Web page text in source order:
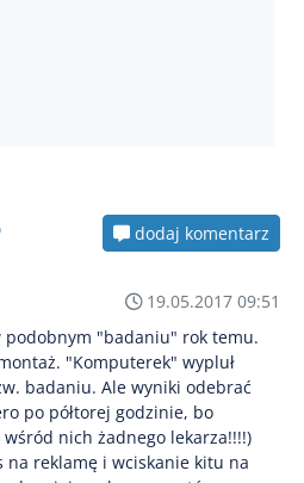
dodaj komentarz
19.05.2017 09:51
podobnym "badaniu" rok temu.
"Komputerek" wypluł
badaniu. Ale wyniki odebrać
po półtorej godzinie, bo
wśród nich żadnego lekarza!!!!)
na reklamę i wciskanie kitu na